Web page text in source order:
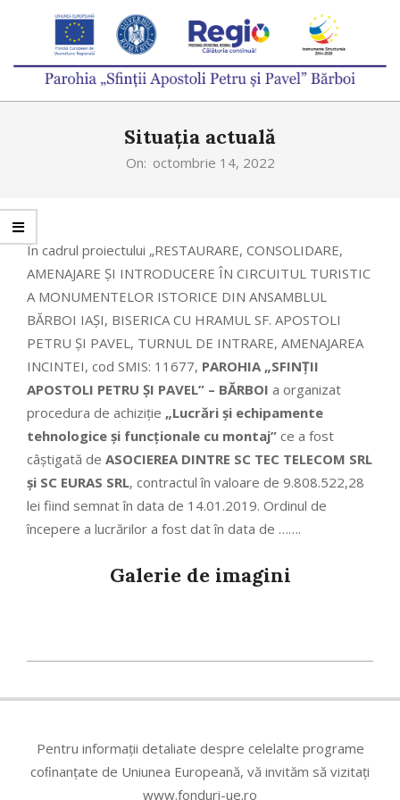
PAROHIA
„SFINȚII
APOSTOLI
ȘI
PAVEL”
BĂRBOI
Situația actuală
On: octombrie 14, 2022
În cadrul proiectului „RESTAURARE, CONSOLIDARE,
AMENAJARE ȘI INTRODUCERE ÎN CIRCUITUL TURISTIC
A MONUMENTELOR ISTORICE DIN ANSAMBLUL
BĂRBOI IAȘI, BISERICA CU HRAMUL SF. APOSTOLI
PETRU ȘI PAVEL, TURNUL DE INTRARE, AMENAJAREA
INCINTEI, cod SMIS: 11677, PAROHIA „SFINȚII
APOSTOLI PETRU ȘI PAVEL” – BĂRBOI a organizat
procedura de achiziție „Lucrări și echipamente
tehnologice și funcționale cu montaj” ce a fost
câștigată de ASOCIEREA DINTRE SC TEC TELECOM SRL
și SC EURAS SRL, contractul în valoare de 9.808.522,28
lei fiind semnat în data de 14.01.2019. Ordinul de
începere a lucrărilor a fost dat în data de …….
Galerie de imagini
10-
Pentru informații detaliate despre celelalte programe
coﬁnanțate de Uniunea Europeană, vă invităm să vizitați
www.fonduri-ue.ro